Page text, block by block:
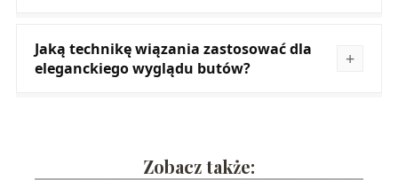
Jaką technikę wiązania zastosować dla
eleganckiego wyglądu butów?
Zobacz także: